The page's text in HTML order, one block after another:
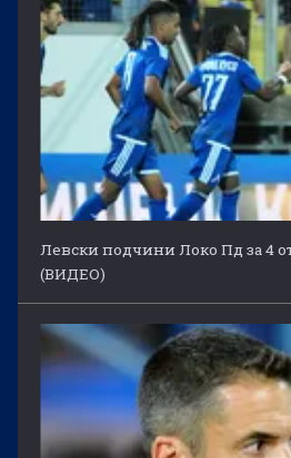
Левски подчини Локо Пд за 4
(ВИДЕО)